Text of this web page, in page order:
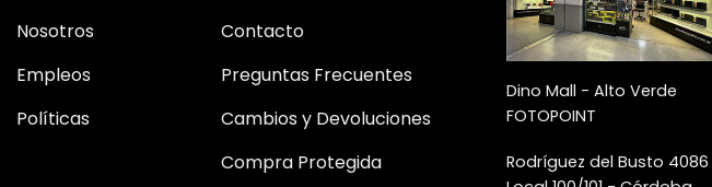
Nosotros
Empleos
Políticas
Contacto
Preguntas Frecuentes
Cambios y Devoluciones
Compra Protegida
Dino Mall - Alto Verde
FOTOPOINT
Rodríguez del Busto 4086